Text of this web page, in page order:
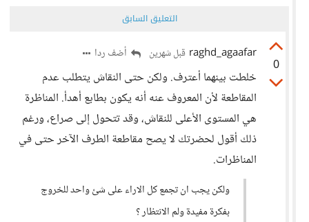
التعليق السابق
0
raghd_agaafar قبل شهرين أضف ردا
خلطت بينهما أعترف. ولكن حتى النقاش يتطلب عدم
المقاطعة لأن المعروف عنه أنه يكون بطابع أهدأ. المناظرة
هي المستوى الأعلى للنقاش، وقد تتحول إلى صراع، ورغم
ذلك أقول لحضرتك لا يصح مقاطعة الطرف الآخر حتى في
المناظرات.
ولكن يجب ان تجمع كل الاراء على شئ واحد للخروج
بفكرة مفيدة ولم الانتظار ؟